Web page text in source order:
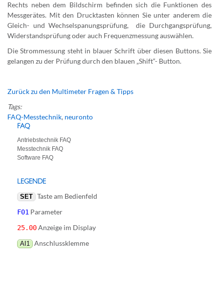
Rechts neben dem Bildschirm befinden sich die Funktionen des
Messgerätes. Mit den Drucktasten können Sie unter anderem die
Gleich- und Wechselspanungsprüfung, die Durchgangsprüfung,
Widerstandsprüfung oder auch Frequenzmessung auswählen.
Die Strommessung steht in blauer Schrift über diesen Buttons. Sie
gelangen zu der Prüfung durch den blauen „Shift“- Button.
Zurück zu den Multimeter Fragen & Tipps
Tags:
FAQ-Messtechnik, neuronto
FAQ
Antriebstechnik FAQ
Messtechnik FAQ
Software FAQ
LEGENDE
SET Taste am Bedienfeld
F01 Parameter
25.00Anzeige im Display
AI1 Anschlussklemme